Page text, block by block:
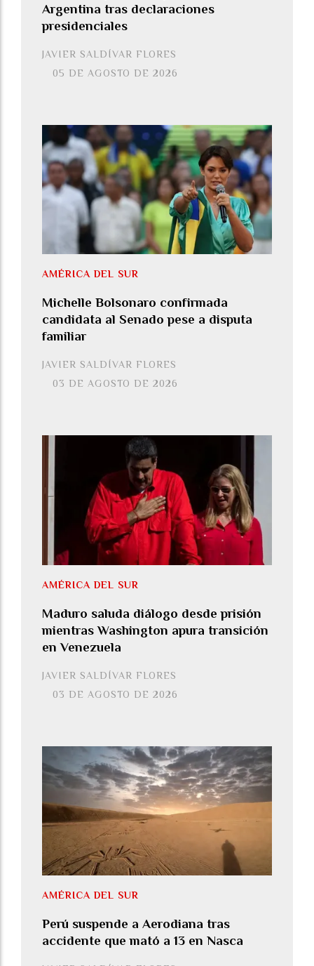
Argentina tras declaraciones
presidenciales
JAVIER SALDÍVAR FLORES
05 DE AGOSTO DE 2026
Michelle Bolsonaro confirmada
candidata al Senado pese a disputa
familiar
JAVIER SALDÍVAR FLORES
AMÉRICA DEL SUR
03 DE AGOSTO DE 2026
Maduro saluda diálogo desde prisión
mientras Washington apura transición
en Venezuela
JAVIER SALDÍVAR FLORES
AMÉRICA DEL SUR
03 DE AGOSTO DE 2026
Perú suspende a Aerodiana tras
accidente que mató a 13 en Nasca
AMÉRICA DEL SUR